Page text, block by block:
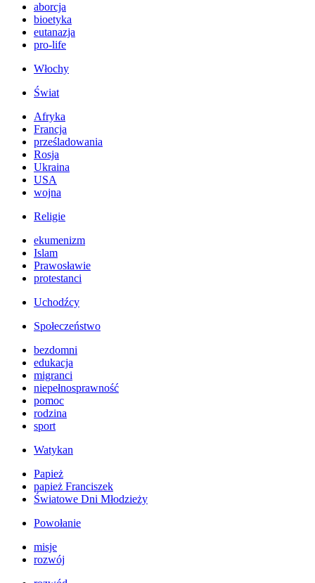
aborcja
bioetyka
eutanazja
pro-life
Włochy
Świat
Afryka
Francja
prześladowania
Rosja
Ukraina
USA
wojna
Religie
ekumenizm
Islam
Prawosławie
protestanci
Uchodźcy
Społeczeństwo
bezdomni
edukacja
migranci
niepełnosprawność
pomoc
rodzina
sport
Watykan
Papież
papież Franciszek
Światowe Dni Młodzieży
Powołanie
misje
rozwój